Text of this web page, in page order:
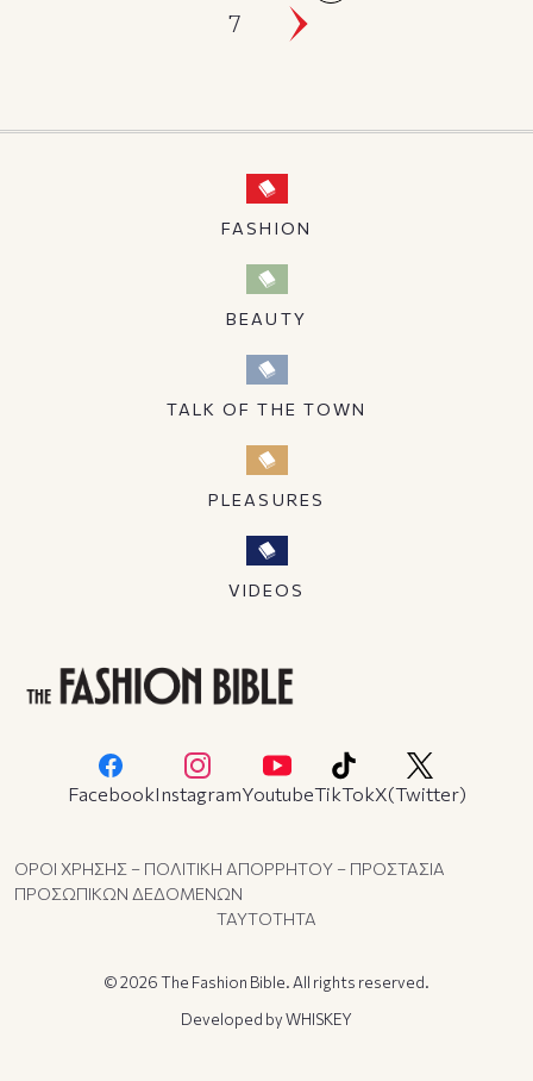
7
FASHION
BEAUTY
TALK OF THE TOWN
PLEASURES
VIDEOS
FacebookInstagramYoutubeTikTokX(Twitter)
ΟΡΟΙ ΧΡΗΣΗΣ – ΠΟΛΙΤΙΚΗ ΑΠΟΡΡΗΤΟΥ – ΠΡΟΣΤΑΣΙΑ
ΠΡΟΣΩΠΙΚΩΝ ΔΕΔΟΜΕΝΩΝ
ΤΑΥΤΟΤΗΤΑ
© 2026 The Fashion Bible. All rights reserved.
Developed byWHISKEY